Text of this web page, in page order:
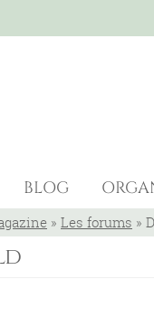
BLOG
» Les forums »